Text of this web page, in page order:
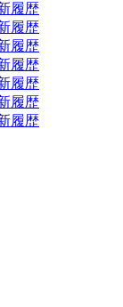
履歴
履歴
履歴
履歴
履歴
履歴
履歴